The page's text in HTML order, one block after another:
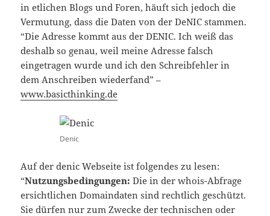
in etlichen Blogs und Foren, häuft sich jedoch die
Vermutung, dass die Daten von der DeNIC stammen.
“Die Adresse kommt aus der DENIC. Ich weiß das
deshalb so genau, weil meine Adresse falsch
eingetragen wurde und ich den Schreibfehler in
dem Anschreiben wiederfand” –
www.basicthinking.de
Denic
Auf der denic Webseite ist folgendes zu lesen:
“Nutzungsbedingungen: Die in der whois-Abfrage
ersichtlichen Domaindaten sind rechtlich geschützt.
Sie dürfen nur zum Zwecke der technischen oder